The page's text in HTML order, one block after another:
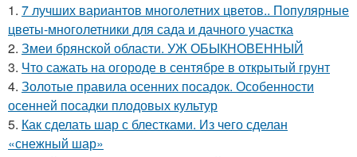
1. 7 лучших вариантов многолетних цветов.. Популярные
цветы-многолетники для сада и дачного участка
2. Змеи брянской области. УЖ ОБЫКНОВЕННЫЙ
3. Что сажать на огороде в сентябре в открытый грунт
4. Золотые правила осенних посадок. Особенности
осенней посадки плодовых культур
5. Как сделать шар с блестками. Из чего сделан
«снежный шар»